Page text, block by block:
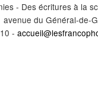
- Des écritures à la
du Général-de-
-